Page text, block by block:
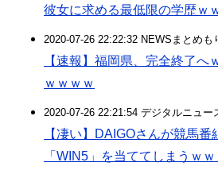
彼女に求める最低限の学歴ｗ
2020-07-26 22:22:32 NEWSまとめ
【速報】福岡県、完全終了へ
ｗｗｗｗ
2020-07-26 22:21:54 デジタルニュー
【凄い】DAIGOさんが競馬番
「WIN5」を当ててしまうｗｗ